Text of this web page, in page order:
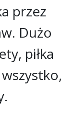
przez
Dużo
piłka